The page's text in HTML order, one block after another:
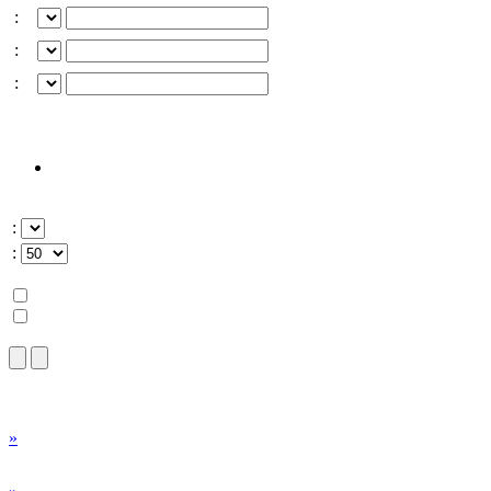
:
:
:
:
:
»